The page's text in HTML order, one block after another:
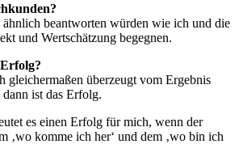
ähnlich beantworten würden wie ich und die
und Wertschätzung begegnen.
gleichermaßen überzeugt vom Ergebnis
ist das Erfolg.
es einen Erfolg für mich, wenn der
‚wo komme ich her‘ und dem ‚wo bin ich